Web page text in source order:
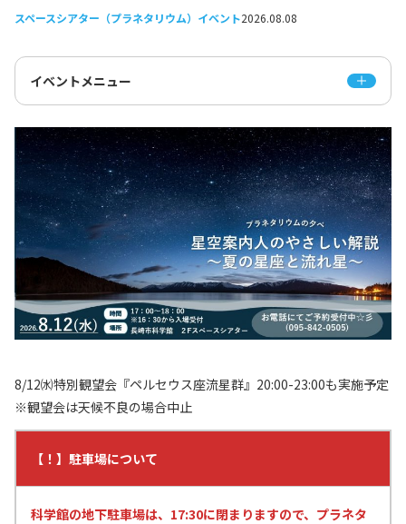
スペースシアター（プラネタリウム）イベント2026.08.08
8/12㈬特別観望会『ペルセウス座流星群』20:00-23:00も実施予定
※観望会は天候不良の場合中止
【！】駐車場について
科学館の地下駐車場は、17:30に閉まりますので、プラネタ
イベントメニュー